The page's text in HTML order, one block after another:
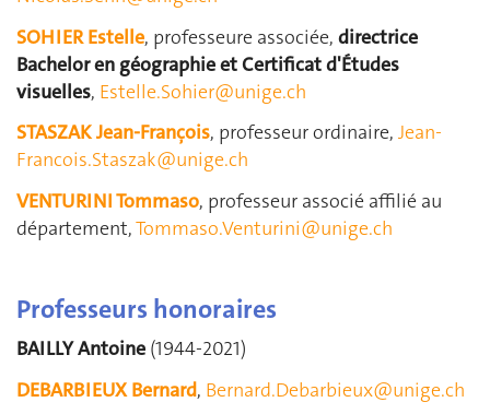
SOHIER Estelle, professeure associée, directrice
Bachelor en géographieet Certificat d'Études
visuelles, Estelle.Sohier@unige.ch
STASZAK Jean-François, professeur ordinaire, Jean-
Francois.Staszak@unige.ch
VENTURINI Tommaso, professeur associé affilié au
département,Tommaso.Venturini@unige.ch
Professeurs honoraires
BAILLY Antoine (1944-2021)
DEBARBIEUX Bernard, Bernard.Debarbieux@unige.ch